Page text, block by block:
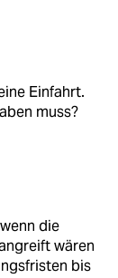
Einfahrt.
muss?
die
wären
bis